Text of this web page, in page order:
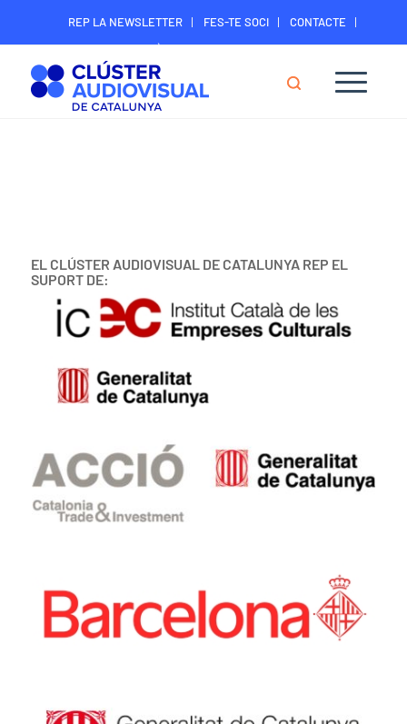
REP LA NEWSLETTER FES-TE SOCI
CONTACTE
ÀREA DIGITAL SOCIS
EL CLÚSTER AUDIOVISUAL DE CATALUNYA REP EL
SUPORT DE: